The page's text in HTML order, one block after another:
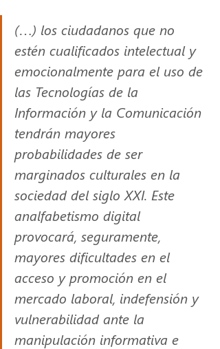
(…) los ciudadanos que no
estén cualificados intelectual y
emocionalmente para el uso de
las Tecnologías de la
Información y la Comunicación
tendrán mayores
probabilidades de ser
marginados culturales en la
sociedad del siglo XXI. Este
analfabetismo digital
provocará, seguramente,
mayores dificultades en el
acceso y promoción en el
mercado laboral, indefensión y
vulnerabilidad ante la
manipulación informativa e